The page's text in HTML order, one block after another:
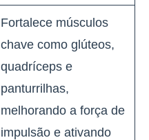
Fortalece músculos
chave como glúteos,
quadríceps e
panturrilhas,
melhorando a força de
impulsão e ativando